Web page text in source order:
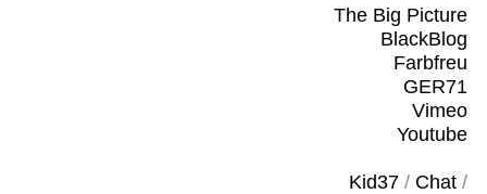
The Big Picture
BlackBlog
Farbfreu
GER71
Vimeo
Youtube
Kid37/ Chat/